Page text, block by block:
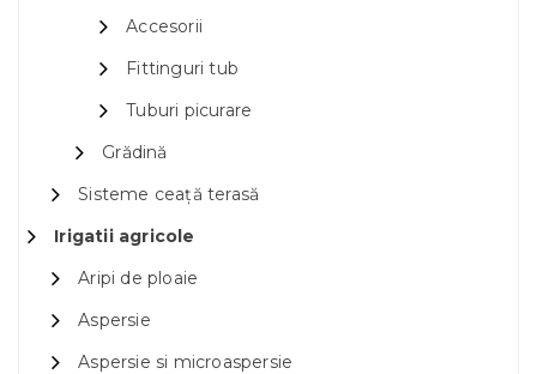
Accesorii
Fittinguri tub
Tuburi picurare
Grădină
Sisteme ceață terasă
Irigatii agricole
Aripi de ploaie
Aspersie
Aspersie si microaspersie